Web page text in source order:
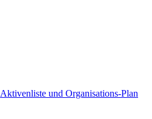
Aktivenliste und Organisations-Plan